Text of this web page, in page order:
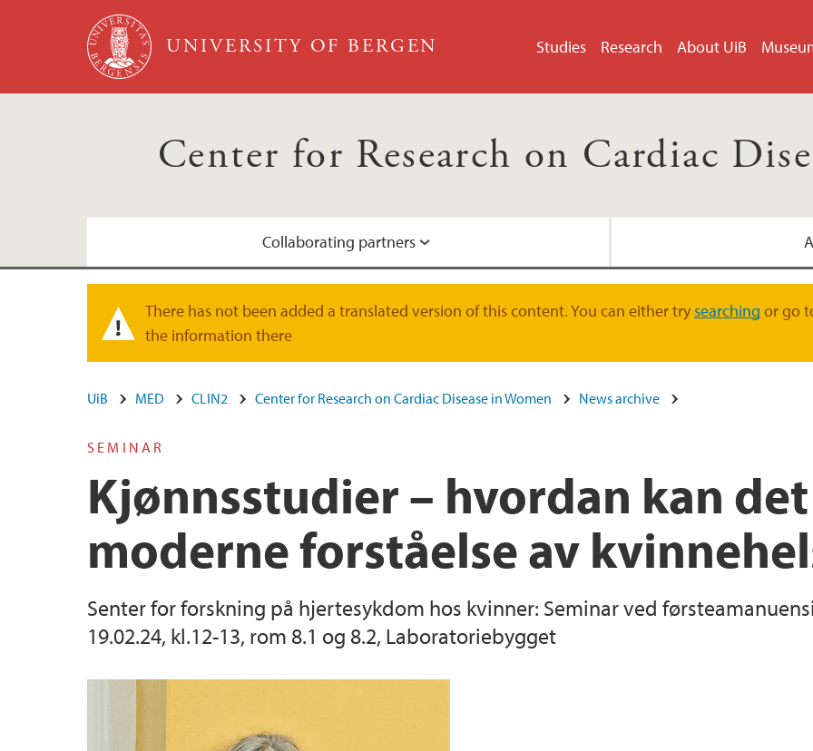
Skip to main content
UNIVERSITY OF BERGEN Studies Research About UiB
Center for Research on Cardiac
Collaborating partners
Hjertefondet Nasjonalt senter for
Norwegian Institute of Public Health
Research Unit for Health Surveys UiT The arctic
Driv – Center for Research on Women’s Health
Warning message
There has not been added a translated version of this content. You can either trysearching or go
the information there
UiB MED CLIN2 Center for Research on Cardiac Disease in Women News archive
SEMINAR
Kjønnsstudier – hvordan kan
moderne forståelse av
Senter for forskning på hjertesykdom hos kvinner: Seminar ved
19.02.24, kl.12-13, rom 8.1 og 8.2, Laboratoriebygget